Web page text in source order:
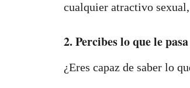
cualquier atractivo
2. Percibes lo que le
¿Eres capaz de saber lo